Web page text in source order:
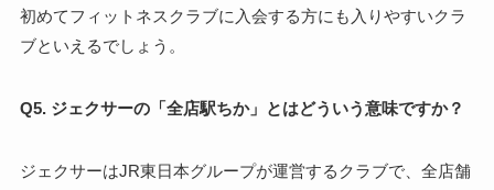
初めてフィットネスクラブに入会する方にも入りやすいクラ
ブといえるでしょう。
Q5. ジェクサーの「全店駅ちか」とはどういう意味ですか？
ジェクサーはJR東日本グループが運営するクラブで、全店舗